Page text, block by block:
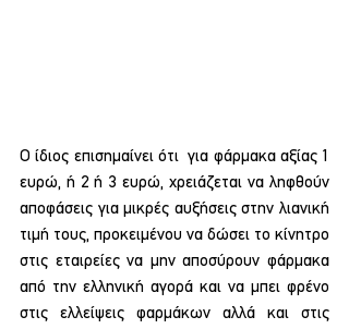
Ο ίδιος επισημαίνει ότι  για φάρμακα αξίας 1
ευρώ, ή 2 ή 3 ευρώ, χρειάζεται να ληφθούν
αποφάσεις για μικρές αυξήσεις στην λιανική
τιμή τους, προκειμένου να δώσει το κίνητρο
στις εταιρείες να μην αποσύρουν φάρμακα
από την ελληνική αγορά και να μπει φρένο
στις ελλείψεις φαρμάκων αλλά και στις